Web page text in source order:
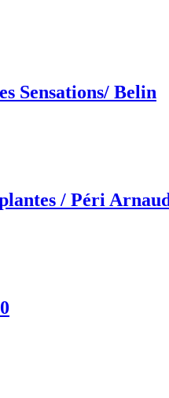
Sensations/ Belin
/ Péri Arnaud